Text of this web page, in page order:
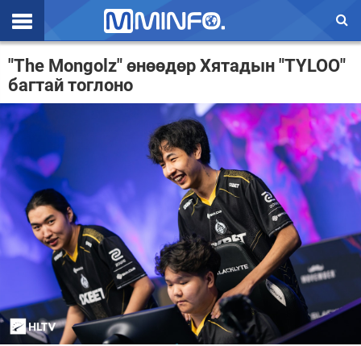
Эхлэл
Цаг агаар
Валют ханш
Улс төр
Эдийн засаг
Үзэл бодол
Спорт
Дэлхий
"The Mongolz" өнөөдөр Хятадын "TYLOO"
багтай тоглоно